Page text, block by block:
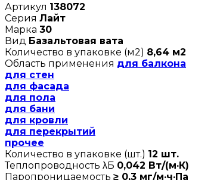
Артикул 138072
Серия Лайт
Марка 30
Вид Базальтовая вата
Количество в упаковке (м2) 8,64 м2
Область применения для балкона
для стен
для фасада
для пола
для бани
для кровли
для перекрытий
прочее
Количество в упаковке (шт.) 12 шт.
Теплопроводность λБ 0,042 Вт/(м·К)
Паропроницаемость ≥ 0,3 мг/м·ч·Па